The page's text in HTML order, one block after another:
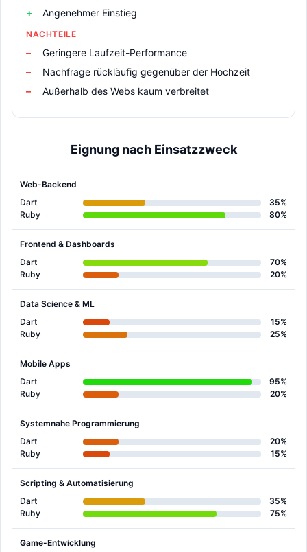
Angenehmer Einstieg
NACHTEILE
Geringere Laufzeit-Performance
Nachfrage rückläufig gegenüber der Hochzeit
Außerhalb des Webs kaum verbreitet
Eignung nach Einsatzzweck
Web-Backend
Dart
35%
Ruby
80%
Frontend & Dashboards
Dart
70%
Ruby
20%
Data Science & ML
Dart
15%
Ruby
25%
Mobile Apps
Dart
95%
Ruby
20%
Systemnahe Programmierung
Dart
20%
Ruby
15%
Scripting & Automatisierung
Dart
35%
Ruby
75%
Game-Entwicklung